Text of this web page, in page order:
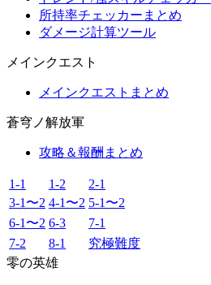
所持率チェッカーまとめ
ダメージ計算ツール
メインクエスト
メインクエストまとめ
蒼穹ノ解放軍
攻略＆報酬まとめ
1-1 1-2
2-1
3-1〜2 4-1〜2 5-1〜2
6-1〜2 6-3
7-1
7-2
8-1
究極難度
零の英雄